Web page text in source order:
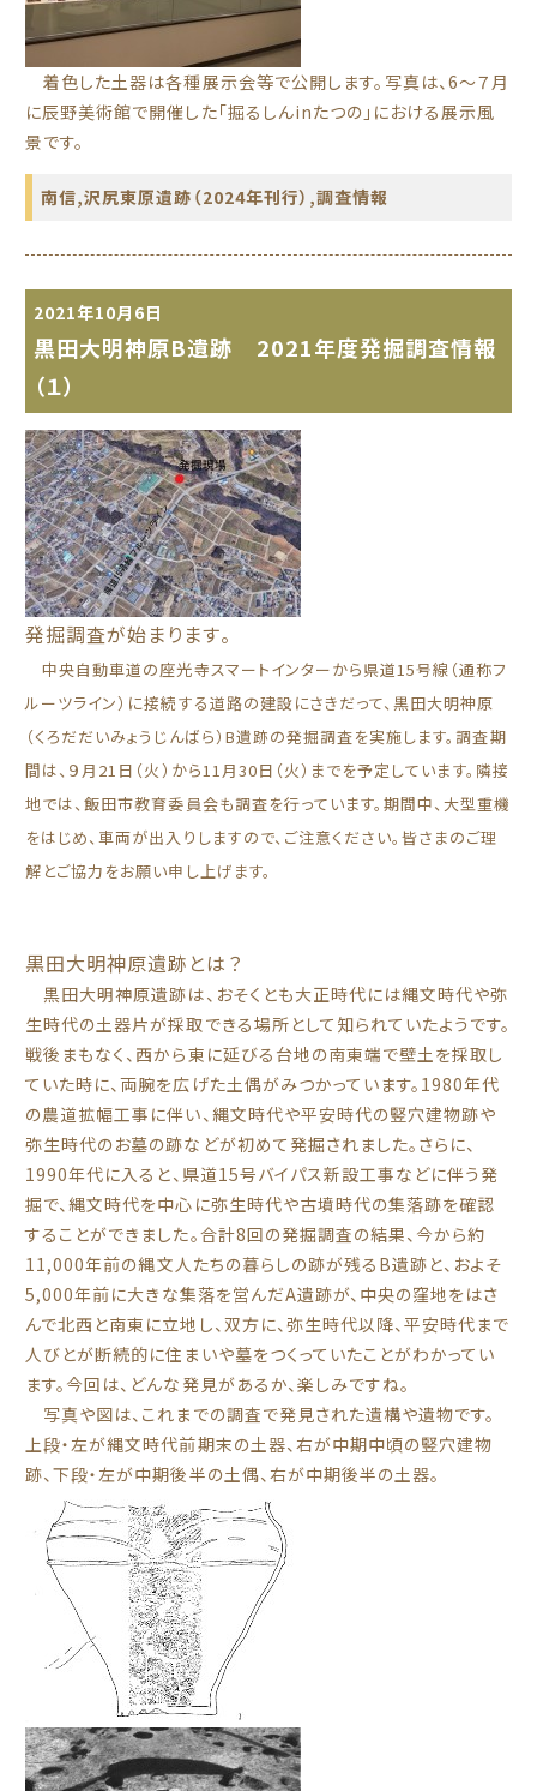
着色した土器は各種展示会等で公開します。 写真は、6～７月
に辰野美術館で開催した「掘るしんinたつの」における展示風
景です。
南信,沢尻東原遺跡（2024年刊行） ,調査情報
2021年10月6日
黒田大明神原B遺跡 2021年度発掘調査情報
（１）
発掘調査が始まります。
中央自動車道の座光寺スマートインターから県道15号線（通称フ
ルーツライン）に接続する道路の建設にさきだって、黒田大明神原
（くろだだいみょうじんばら）B遺跡の発掘調査を実施します。調査期
間は、９月21日（火）から11月30日（火）までを予定しています。隣接
地では、飯田市教育委員会も調査を行っています。期間中、大型重機
をはじめ、車両が出入りしますので、ご注意ください。皆さまのご理
解とご協力をお願い申し上げます。
黒田大明神原遺跡とは？
黒田大明神原遺跡は、おそくとも大正時代には縄文時代や弥
生時代の土器片が採取できる場所として知られていたようです。
戦後まもなく、西から東に延びる台地の南東端で壁土を採取し
ていた時に、両腕を広げた土偶がみつかっています。1980年代
の農道拡幅工事に伴い、縄文時代や平安時代の竪穴建物跡や
弥生時代のお墓の跡などが初めて発掘されました。さらに、
1990年代に入ると、県道15号バイパス新設工事などに伴う発
掘で、縄文時代を中心に弥生時代や古墳時代の集落跡を確認
することができました。合計8回の発掘調査の結果、今から約
11,000年前の縄文人たちの暮らしの跡が残るB遺跡と、およそ
5,000年前に大きな集落を営んだA遺跡が、中央の窪地をはさ
んで北西と南東に立地し、双方に、弥生時代以降、平安時代まで
人びとが断続的に住まいや墓をつくっていたことがわかってい
ます。今回は、どんな発見があるか、楽しみですね。
写真や図は、これまでの調査で発見された遺構や遺物です。
上段・左が縄文時代前期末の土器、右が中期中頃の竪穴建物
跡、下段・左が中期後半の土偶、右が中期後半の土器。